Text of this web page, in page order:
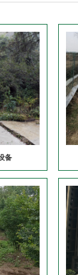
备